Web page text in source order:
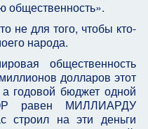
общественность».
не для того, чтобы кто-
народа.
общественность
долларов этот
а годовой бюджет одной
равен МИЛЛИАРДУ
строил на эти деньги